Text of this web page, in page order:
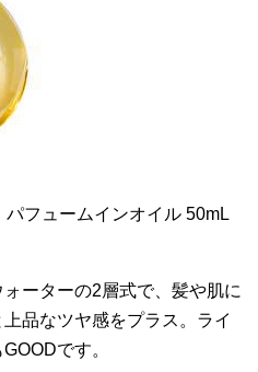
フュームインオイル 50mL
ーターの2層式で、髪や肌に
品なツヤ感をプラス。ライ
です。